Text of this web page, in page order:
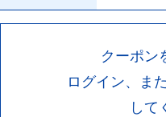
クーポン
ログイン、ま
して